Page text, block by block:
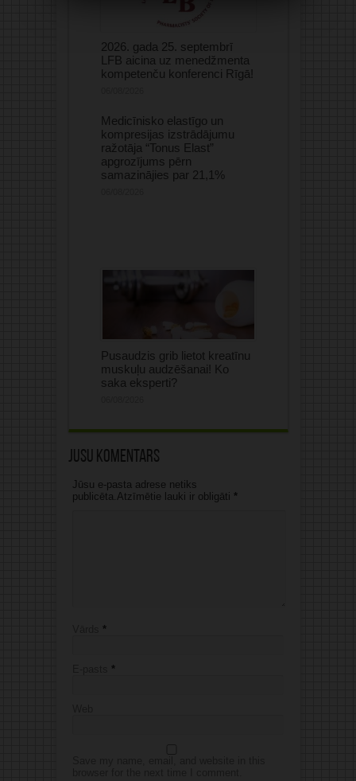
2026. gada 25. septembrī
LFB aicina uz menedžmenta
kompetenču konferenci Rīgā!
Medicīnisko elastīgo un
kompresijas izstrādājumu
ražotāja “Tonus Elast”
apgrozījums pērn
samazinājies par 21,1%
Pusaudzis grib lietot kreatīnu
muskuļu audzēšanai! Ko
saka eksperti?
Jūsu komentārs
Jūsu e-pasta adrese netiks
publicēta.Atzīmētie lauki ir obligāti *
*
*